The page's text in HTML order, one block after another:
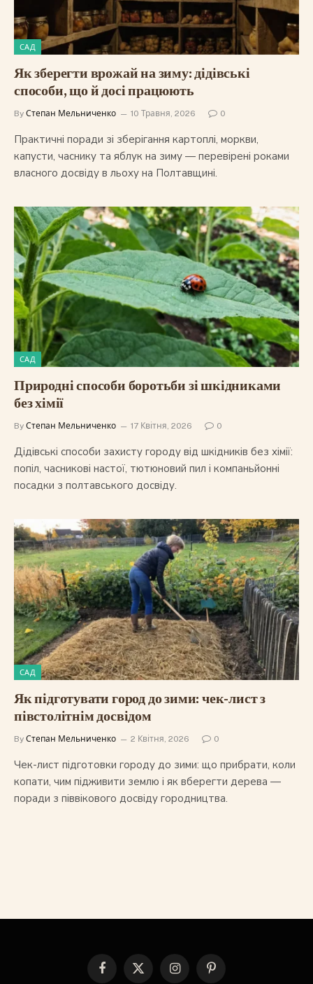
САД
Як зберегти врожай на зиму: дідівські
способи, що й досі працюють
By Степан Мельниченко 10 Травня, 2026 0
Практичні поради зі зберігання картоплі, моркви,
капусти, часнику та яблук на зиму — перевірені роками
власного досвіду в льоху на Полтавщині.
САД
Природні способи боротьби зі шкідниками
без хімії
By Степан Мельниченко 17 Квітня, 2026 0
Дідівські способи захисту городу від шкідників без хімії:
попіл, часникові настої, тютюновий пил і компаньйонні
посадки з полтавського досвіду.
САД
Як підготувати город до зими: чек-лист з
півстолітнім досвідом
By Степан Мельниченко 2 Квітня, 2026 0
Чек-лист підготовки городу до зими: що прибрати, коли
копати, чим підживити землю і як вберегти дерева —
поради з піввікового досвіду городництва.
FacebookX InstagramPinterest